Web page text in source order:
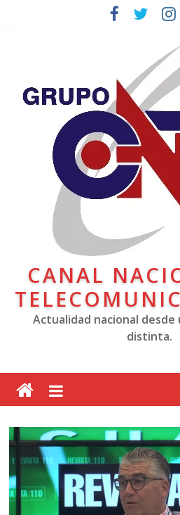
CANAL
Actualidad nacional
distinta.